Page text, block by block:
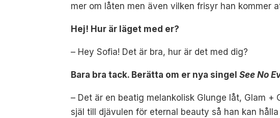
mer om låten men även vilken frisyr han kommer
Hej! Hur är läget med er?
– Hey Sofia! Det är bra, hur är det med dig?
Bara bra tack. Berätta om er nya singelSee No
– Det är en beatig melankolisk Glunge låt, Glam
själ till djävulen för eternal beauty så han kan